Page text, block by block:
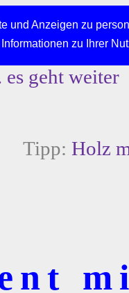
und Anzeigen zu
zu Ihrer
es geht weiter
Tipp: Holz